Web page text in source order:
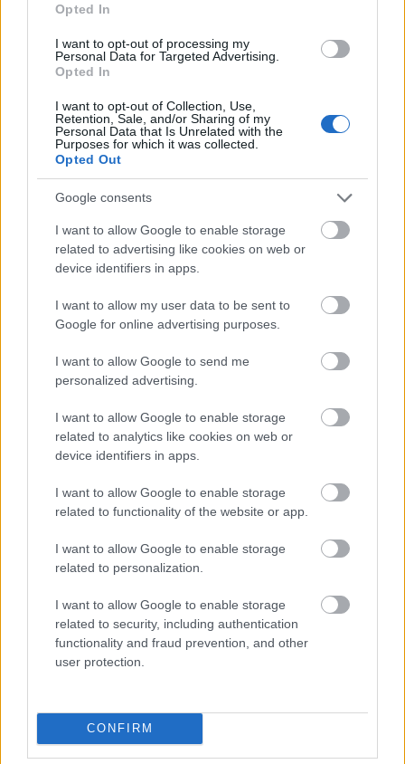
Opted In
I want to opt-out of processing my
Personal Data for Targeted Advertising.
Opted In
I want to opt-out of Collection, Use,
Retention, Sale, and/or Sharing of my
Personal Data that Is Unrelated with the
Purposes for which it was collected.
Opted Out
Google consents
I want to allow Google to enable storage
related to advertising like cookies on web or
device identifiers in apps.
I want to allow my user data to be sent to
Google for online advertising purposes.
I want to allow Google to send me
personalized advertising.
I want to allow Google to enable storage
related to analytics like cookies on web or
device identifiers in apps.
I want to allow Google to enable storage
related to functionality of the website or app.
I want to allow Google to enable storage
related to personalization.
I want to allow Google to enable storage
related to security, including authentication
functionality and fraud prevention, and other
user protection.
CONFIRM
Fáklyafényben tárul fel Székesfehérvár történelmi
belvárosa
Helyi hírek
Harmonia Albensis: négy nyári koncerttel tölti meg
Székesfehérvár templomait
Helyi hírek
Ezzel a beruházással a Székesfehérvár-Balaton vasúti
szakasz is szintet lép